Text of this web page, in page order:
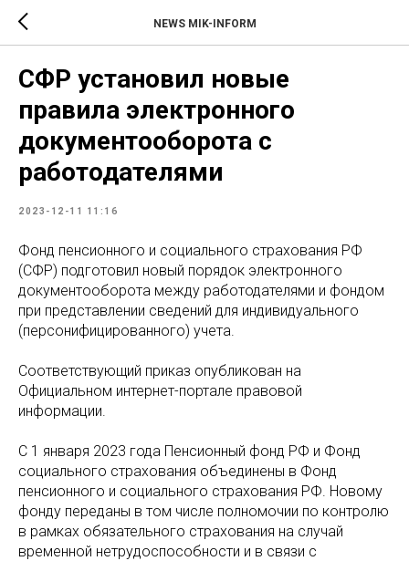
NEWS MIK-INFORM
СФР установил новые
правила электронного
документооборота с
работодателями
2023-12-11 11:16
Фонд пенсионного и социального страхования РФ
(СФР) подготовил новый порядок электронного
документооборота между работодателями и фондом
при представлении сведений для индивидуального
(персонифицированного) учета.
Соответствующий приказ опубликован на
Официальном интернет-портале правовой
информации.
C 1 января 2023 года Пенсионный фонд РФ и Фонд
социального страхования объединены в Фонд
пенсионного и социального страхования РФ. Новому
фонду переданы в том числе полномочии по контролю
в рамках обязательного страхования на случай
временной нетрудоспособности и в связи с